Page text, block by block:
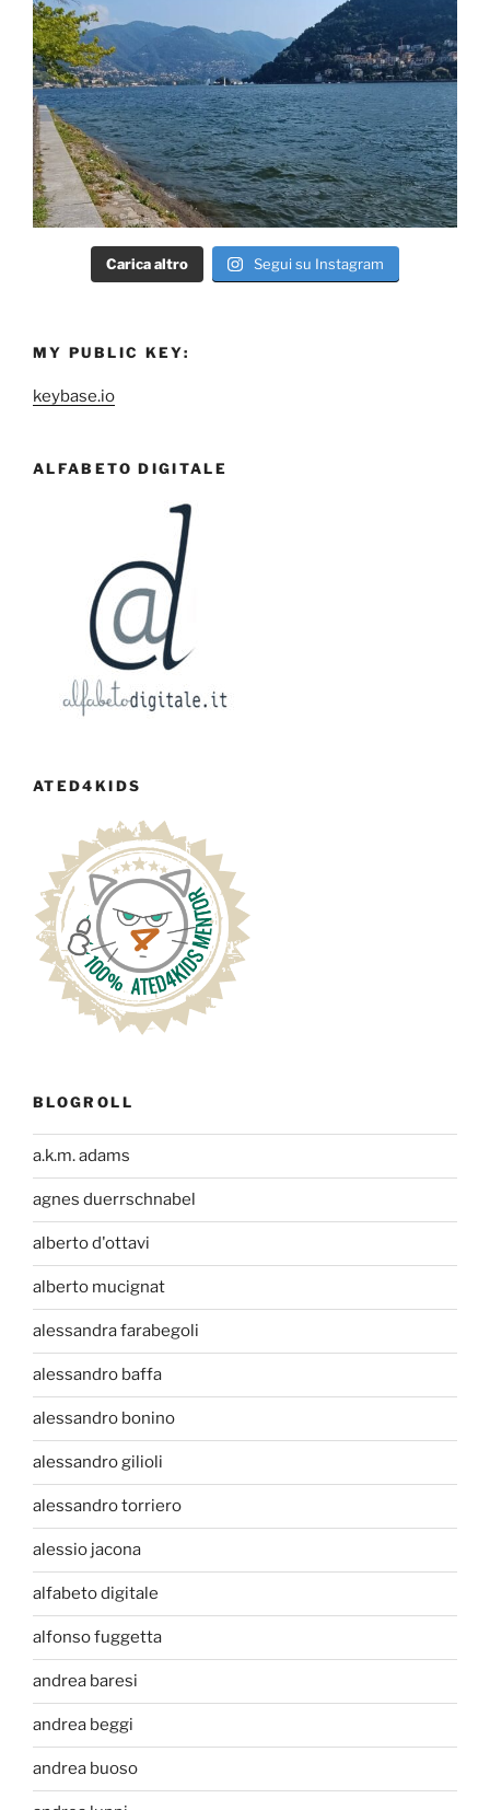
Carica altro Segui su Instagram
MY PUBLIC KEY:
keybase.io
ALFABETO DIGITALE
ATED4KIDS
BLOGROLL
a.k.m. adams
agnes duerrschnabel
alberto d'ottavi
alberto mucignat
alessandra farabegoli
alessandro baffa
alessandro bonino
alessandro gilioli
alessandro torriero
alessio jacona
alfabeto digitale
alfonso fuggetta
andrea baresi
andrea beggi
andrea buoso